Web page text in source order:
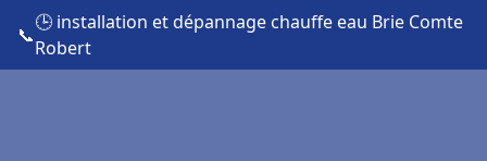
📞
🕒 installation et dépannage chauffe eau Brie Comte
Robert